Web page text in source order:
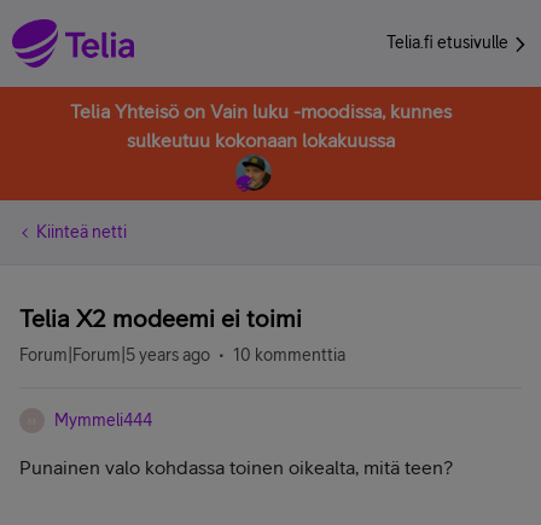
Telia.fi etusivulle
Telia Yhteisö on Vain luku -moodissa, kunnes
sulkeutuu kokonaan lokakuussa
Kiinteä netti
Telia X2 modeemi ei toimi
Forum|Forum|5 years ago 10 kommenttia
Mymmeli444
Punainen valo kohdassa toinen oikealta, mitä teen?